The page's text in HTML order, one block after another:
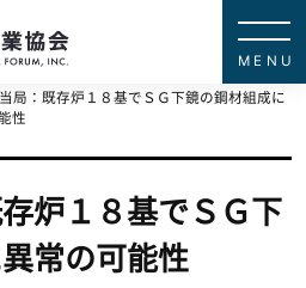
局：既存炉１８基でＳＧ下鏡の鋼材組成に
性
炉１８基でＳＧ下
常の可能性